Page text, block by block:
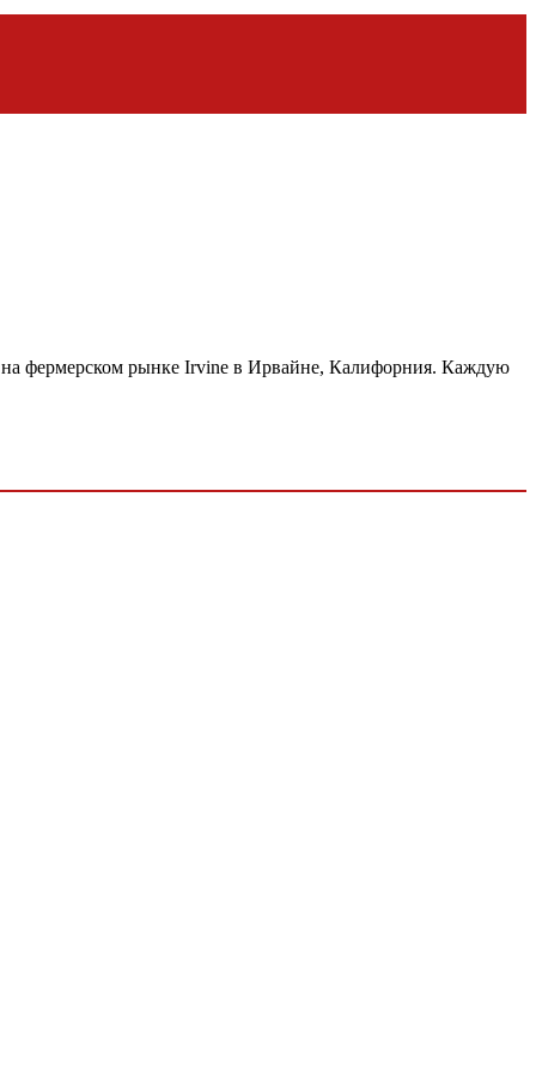
фермерском рынке Irvine в Ирвайне, Калифорния. Каждую